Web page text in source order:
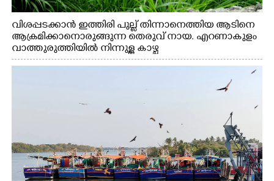
വിശപ്പടക്കാൻ ഇത്തിരി പുല്ല് തിന്നാനെത്തിയ ആടിനെ
ആക്രമിക്കാനൊരുങ്ങുന്ന തെരുവ് നായ. എറണാകുളം
വാത്തുരുത്തിയിൽ നിന്നുള്ള കാഴ്ച